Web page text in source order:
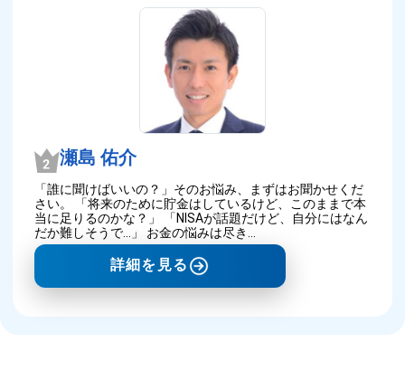
瀬島 佑介
「誰に聞けばいいの？」そのお悩み、まずはお聞かせくだ
さい。 「将来のために貯金はしているけど、このままで本
当に足りるのかな？」 「NISAが話題だけど、自分にはなん
だか難しそうで…」 お金の悩みは尽き…
詳細を見る